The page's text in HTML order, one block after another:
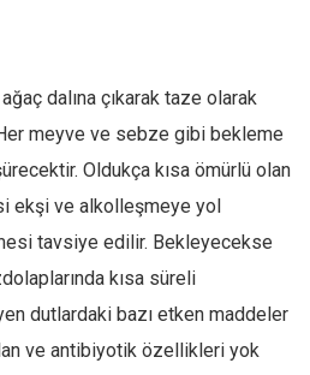
dalına çıkarak taze olarak
meyve ve sebze gibi bekleme
Oldukça kısa ömürlü olan
ekşi ve alkolleşmeye yol
tavsiye edilir. Bekleyecekse
kısa süreli
dutlardaki bazı etken maddeler
ve antibiyotik özellikleri yok